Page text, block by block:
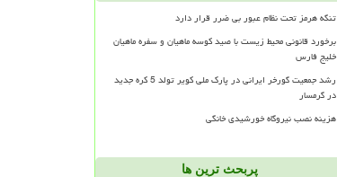
تنگه هرمز تحت نظام عبور بی ضرر قرار دارد
برخورد قانونی محیط زیست با صید کوسه ماهیان و سفره ماهیان
خلیج فارس
رشد جمعیت گورخر ایرانی در پارک ملی کویر تولد 5 کره جدید
در گرمسار
هزینه نصب نیروگاه خورشیدی خانگی
پربحث ترین ها